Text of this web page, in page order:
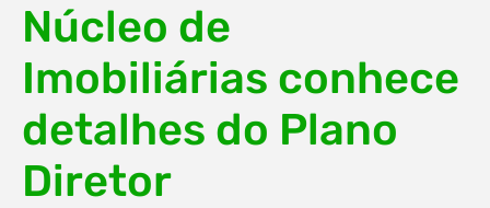
Núcleo de
Imobiliárias conhece
detalhes do Plano
Diretor